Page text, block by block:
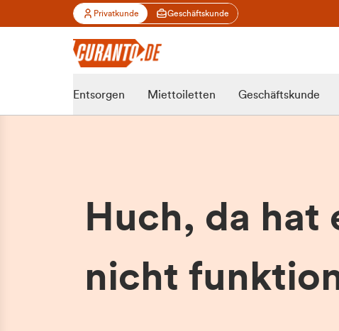
Privatkunde Geschäftskunde
Entsorgen Miettoiletten Geschäftskunde
Huch, da hat
nicht